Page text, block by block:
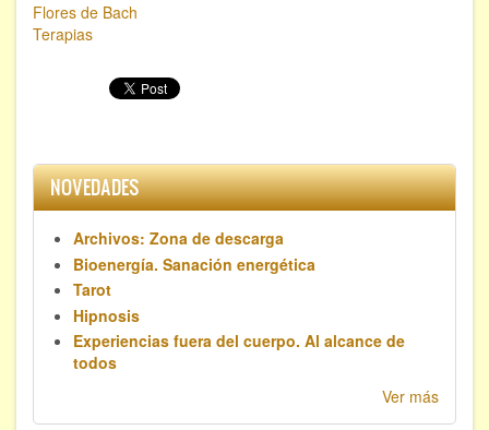
Flores de Bach
Terapias
NOVEDADES
Archivos: Zona de descarga
Bioenergía. Sanación energética
Tarot
Hipnosis
Experiencias fuera del cuerpo. Al alcance de
todos
Ver más